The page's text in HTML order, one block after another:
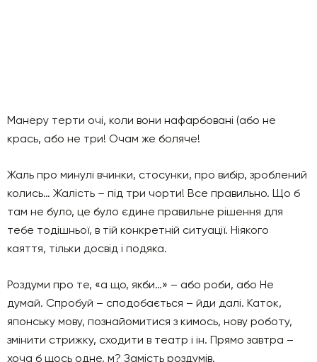
Манеру терти очі, коли вони нафарбовані (або не
крась, або не три! Очам же боляче!
Жаль про минулі вчинки, стосунки, про вибір, зроблений
колись… Жалість – під три чорти! Все правильно. Що б
там не було, це було єдине правильне рішення для
тебе тодішньої, в тій конкретній ситуації. Ніякого
каяття, тільки досвід і подяка.
Роздуми про те, «а що, якби…» – або роби, або Не
думай. Спробуй – сподобається – йди далі. Каток,
японську мову, познайомитися з кимось, нову роботу,
змінити стрижку, сходити в театр і ін. Прямо завтра –
хоча б щось одне, м? Замість роздумів.